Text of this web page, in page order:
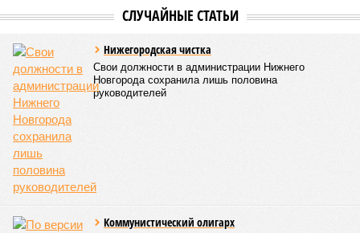
СЛУЧАЙНЫЕ СТАТЬИ
Нижегородская чистка
Свои должности в администрации Нижнего
Новгорода сохранила лишь половина
руководителей
Коммунистический олигарх